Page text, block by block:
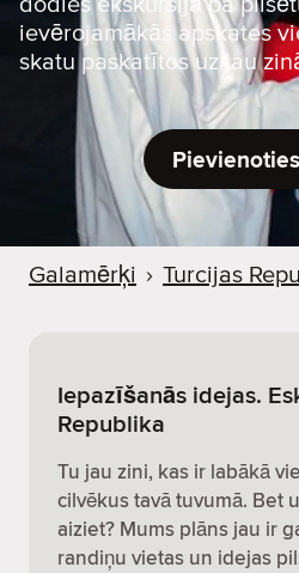
dodies ekskursijā pa
ievērojamākās apskates
skatu paskatītos uz jau
Galamērķi › Turcijas
Iepazīšanās idejas.
Republika
Tu jau zini, kas ir labākā
cilvēkus tavā tuvumā. Bet
aiziet? Mums plāns jau ir
randiņu vietas un idejas